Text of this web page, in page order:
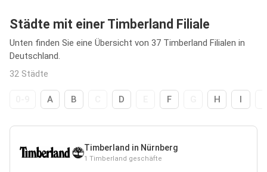
Städte mit einer Timberland Filiale
Unten finden Sie eine Übersicht von 37 Timberland Filialen in
Deutschland.
32 Städte
A B D F H I
Timberland in Nürnberg
1 Timberland geschäfte